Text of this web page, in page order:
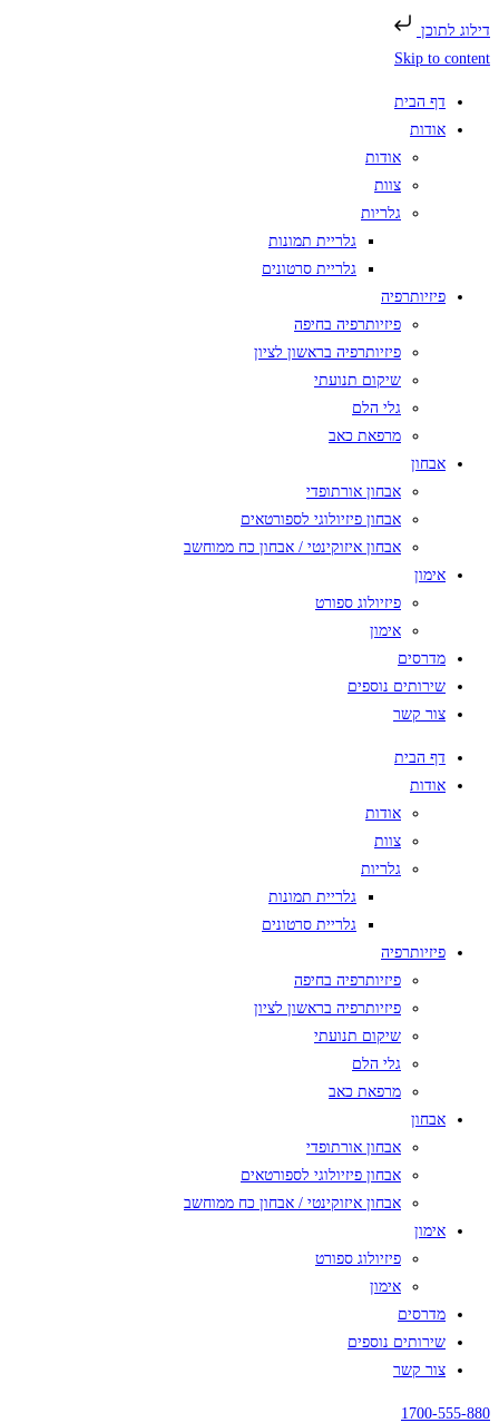
דילוג לתוכן
Skip to content
דף הבית
אודות
אודות
צוות
גלריות
גלריית תמונות
גלריית סרטונים
פיזיותרפיה
פיזיותרפיה בחיפה
פיזיותרפיה בראשון לציון
שיקום תנועתי
גלי הלם
מרפאת כאב
אבחון
אבחון אורתופדי
אבחון פיזיולוגי לספורטאים
אבחון איזוקינטי / אבחון כח ממוחשב
אימון
פיזיולוג ספורט
אימון
מדרסים
שירותים נוספים
צור קשר
דף הבית
אודות
אודות
צוות
גלריות
גלריית תמונות
גלריית סרטונים
פיזיותרפיה
פיזיותרפיה בחיפה
פיזיותרפיה בראשון לציון
שיקום תנועתי
גלי הלם
מרפאת כאב
אבחון
אבחון אורתופדי
אבחון פיזיולוגי לספורטאים
אבחון איזוקינטי / אבחון כח ממוחשב
אימון
פיזיולוג ספורט
אימון
מדרסים
שירותים נוספים
צור קשר
1700-555-880